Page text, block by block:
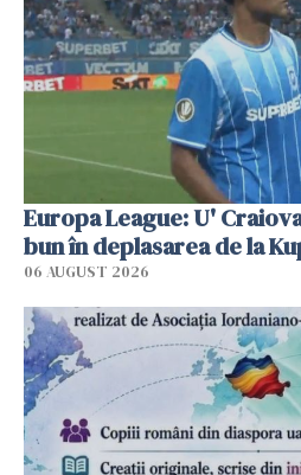
Europa League: U'
bun în deplasarea de la
06 AUGUST 2026